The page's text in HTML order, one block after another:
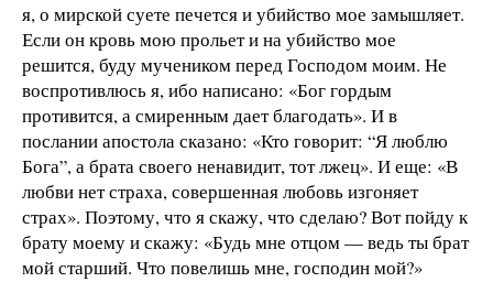
я, о мирской суете печется и убийство мое замышляет.
Если он кровь мою прольет и на убийство мое
решится, буду мучеником перед Господом моим. Не
воспротивлюсь я, ибо написано: «Бог гордым
противится, а смиренным дает благодать». И в
послании апостола сказано: «Кто говорит: “Я люблю
Бога”, а брата своего ненавидит, тот лжец». И еще: «В
любви нет страха, совершенная любовь изгоняет
страх». Поэтому, что я скажу, что сделаю? Вот пойду к
брату моему и скажу: «Будь мне отцом — ведь ты брат
мой старший. Что повелишь мне, господин мой?»